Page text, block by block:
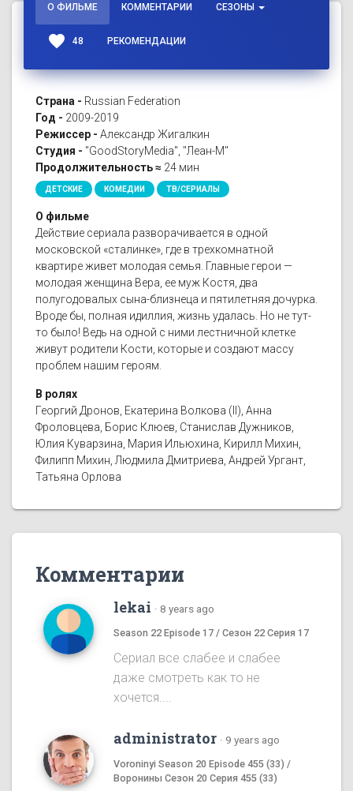
О ФИЛЬМЕ КОММЕНТАРИИ СЕЗОНЫ
favorite 48 РЕКОМЕНДАЦИИ
Страна - Russian Federation
Год - 2009-2019
Режиссер - Александр Жигалкин
Студия - "GoodStoryMedia", "Леан-М"
Продолжительность ≈ 24 мин
ДЕТСКИЕ КОМЕДИИ ТВ/СЕРИАЛЫ
О фильме
Действие сериала разворачивается в одной
московской «сталинке», где в трехкомнатной
квартире живет молодая семья. Главные герои —
молодая женщина Вера, ее муж Костя, два
полугодовалых сына-близнеца и пятилетняя дочурка.
Вроде бы, полная идиллия, жизнь удалась. Но не тут-
то было! Ведь на одной с ними лестничной клетке
живут родители Кости, которые и создают массу
проблем нашим героям.
В ролях
Георгий Дронов, Екатерина Волкова (II), Анна
Фроловцева, Борис Клюев, Станислав Дужников,
Юлия Куварзина, Мария Ильюхина, Кирилл Михин,
Филипп Михин, Людмила Дмитриева, Андрей Ургант,
Татьяна Орлова
Комментарии
lekai · 8 years ago
Season 22 Episode 17 / Сезон 22 Серия 17
Сериал все слабее и слабее
даже смотреть как то не
хочется....
administrator · 9 years ago
Voroninyi Season 20 Episode 455 (33) /
Воронины Сезон 20 Серия 455 (33)